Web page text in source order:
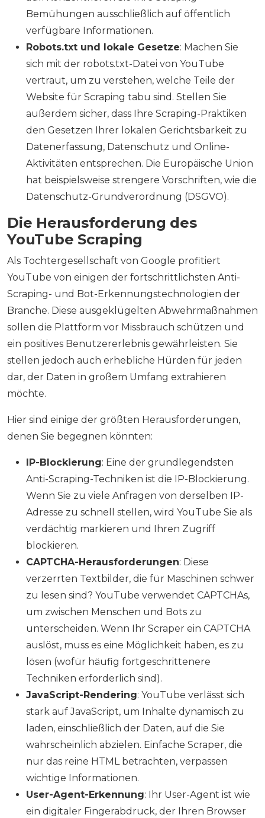
Bemühungen ausschließlich auf öffentlich
verfügbare Informationen.
Robots.txt und lokale Gesetze: Machen Sie
sich mit der robots.txt-Datei von YouTube
vertraut, um zu verstehen, welche Teile der
Website für Scraping tabu sind. Stellen Sie
außerdem sicher, dass Ihre Scraping-Praktiken
den Gesetzen Ihrer lokalen Gerichtsbarkeit zu
Datenerfassung, Datenschutz und Online-
Aktivitäten entsprechen. Die Europäische Union
hat beispielsweise strengere Vorschriften, wie die
Datenschutz-Grundverordnung (DSGVO).
Die Herausforderung des
YouTube Scraping
Als Tochtergesellschaft von Google profitiert
YouTube von einigen der fortschrittlichsten Anti-
Scraping- und Bot-Erkennungstechnologien der
Branche. Diese ausgeklügelten Abwehrmaßnahmen
sollen die Plattform vor Missbrauch schützen und
ein positives Benutzererlebnis gewährleisten. Sie
stellen jedoch auch erhebliche Hürden für jeden
dar, der Daten in großem Umfang extrahieren
möchte.
Hier sind einige der größten Herausforderungen,
denen Sie begegnen könnten:
IP-Blockierung: Eine der grundlegendsten
Anti-Scraping-Techniken ist die IP-Blockierung.
Wenn Sie zu viele Anfragen von derselben IP-
Adresse zu schnell stellen, wird YouTube Sie als
verdächtig markieren und Ihren Zugriff
blockieren.
CAPTCHA-Herausforderungen: Diese
verzerrten Textbilder, die für Maschinen schwer
zu lesen sind? YouTube verwendet CAPTCHAs,
um zwischen Menschen und Bots zu
unterscheiden. Wenn Ihr Scraper ein CAPTCHA
auslöst, muss es eine Möglichkeit haben, es zu
lösen (wofür häufig fortgeschrittenere
Techniken erforderlich sind).
JavaScript-Rendering: YouTube verlässt sich
stark auf JavaScript, um Inhalte dynamisch zu
laden, einschließlich der Daten, auf die Sie
wahrscheinlich abzielen. Einfache Scraper, die
nur das reine HTML betrachten, verpassen
wichtige Informationen.
User-Agent-Erkennung: Ihr User-Agent ist wie
ein digitaler Fingerabdruck, der Ihren Browser